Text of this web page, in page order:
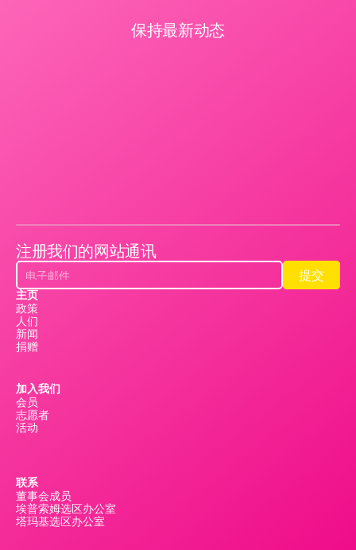
保持最新动态
注册我们的网站通讯
提交
提交
主页
政策
人们
新闻
捐赠
加入我们
会员
志愿者
活动
联系
董事会成员
埃普索姆选区办公室
塔玛基选区办公室